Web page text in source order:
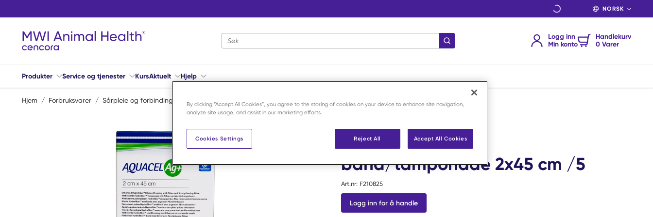
SPRÅK
Nettstedsøk
send søk
Logg inn
Min konto
Handlekurv
0 Varer
Produkter Service og tjenester KursAktuelt Hjelp
Hjem / Forbruksvarer / Sårpleie og forbindingsmateriell Spesialkompresser Aquacel Ag+ WSF bånd/tamponade 2x45 cm /5
Aquacel Ag+ WSF
bånd/tamponade 2x45 cm /5
Art.nr: F210825
Logg inn for å handle
By clicking “Accept All Cookies”, you agree to the storing of cookies on your device to enhance site navigation,
analyze site usage, and assist in our marketing efforts.
Reject All Accept All Cookies
Cookies Settings